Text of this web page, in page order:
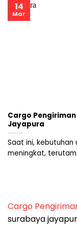
Cargo
Jayapura
Saat ini, kebutuhan
meningkat,
14
Mar
Cargo
surabaya